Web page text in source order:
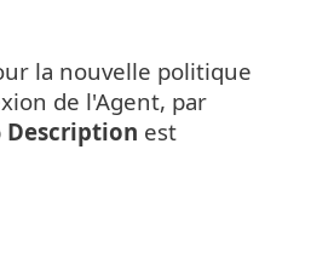
la nouvelle politique
de l'Agent, par
Description est